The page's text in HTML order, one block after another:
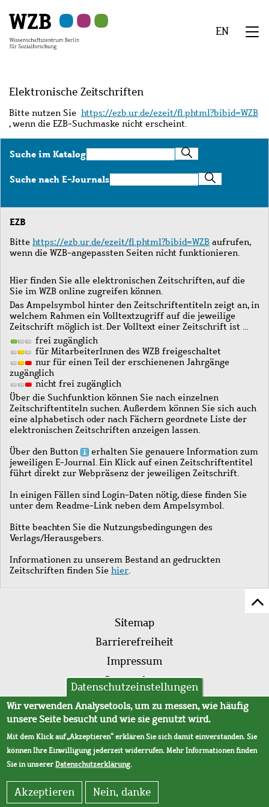
Hauptinhalt
springen
Navigation
springen
Suche
springen
Sekundärnavigation
springen
Fußzeile
springen
EN
Elektronische Zeitschriften
Bitte nutzen Sie https://ezb.ur.de/ezeit/fl.phtml?bibid=WZB
, wenn die EZB-Suchmaske nicht erscheint.
Suche im KatalogSuche
im
Katalog
Suche nach E-JournalsSuche
nach
Journals
EZB
Bitte https://ezb.ur.de/ezeit/fl.phtml?bibid=WZB aufrufen,
wenn die WZB-angepassten Seiten nicht funktionieren.
Hier finden Sie alle elektronischen Zeitschriften, auf die
Sie im WZB online zugreifen können.
Das Ampelsymbol hinter den Zeitschriftentiteln zeigt an, in
welchem Rahmen ein Volltextzugriff auf die jeweilige
Zeitschrift möglich ist. Der Volltext einer Zeitschrift ist …
frei zugänglich
für MitarbeiterInnen des WZB freigeschaltet
nur für einen Teil der erschienenen Jahrgänge
zugänglich
nicht frei zugänglich
Über die Suchfunktion können Sie nach einzelnen
Zeitschriftentiteln suchen. Außerdem können Sie sich auch
eine alphabetisch oder nach Fächern geordnete Liste der
elektronischen Zeitschriften anzeigen lassen.
Über den Button
erhalten Sie genauere Information zum
jeweiligen E-Journal. Ein Klick auf einen Zeitschriftentitel
führt direkt zur Webpräsenz der jeweiligen Zeitschrift.
In einigen Fällen sind Login-Daten nötig, diese finden Sie
unter dem Readme-Link neben dem Ampelsymbol.
Bitte beachten Sie die Nutzungsbedingungen des
Verlags/Herausgebers.
Informationen zu unserem Bestand an gedruckten
Zeitschriften finden Sie hier.
Fußleistenmenü
Sitemap
Barrierefreiheit
Impressum
Datenschutz
AVB
Datenschutzeinstellungen
Wir verwenden Analysetools, um zu messen, wie häufig
unsere Seite besucht und wie sie genutzt wird.
Mit dem Klick auf „Akzeptieren“ erklären Sie sich damit einverstanden. Sie
können Ihre Einwilligung jederzeit widerrufen. Mehr Informationen finden
Sie in unsererDatenschutzerklärung.
Akzeptieren Nein, danke